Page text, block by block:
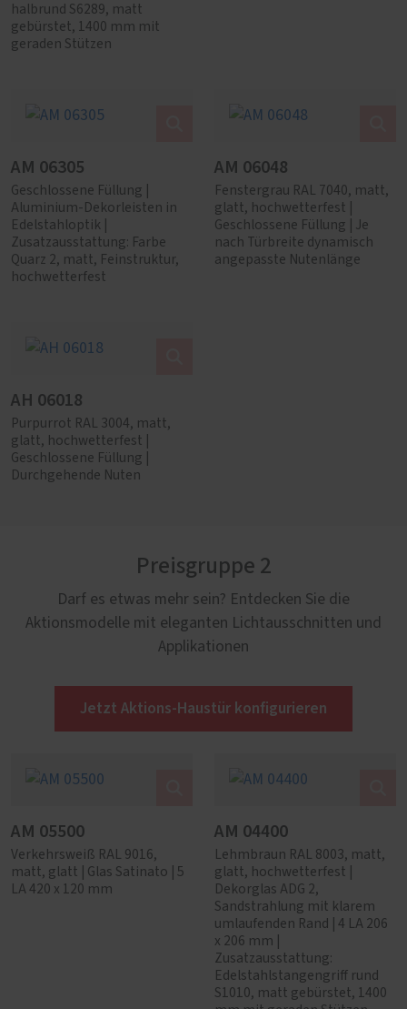
halbrund S6289, matt
gebürstet, 1400 mm mit
geraden Stützen
AM 06305
Geschlossene Füllung |
Aluminium-Dekorleisten in
Edelstahloptik |
Zusatzausstattung: Farbe
Quarz 2, matt, Feinstruktur,
hochwetterfest
AM 06048
Fenstergrau RAL 7040, matt,
glatt, hochwetterfest |
Geschlossene Füllung | Je
nach Türbreite dynamisch
angepasste Nutenlänge
AH 06018
Purpurrot RAL 3004, matt,
glatt, hochwetterfest |
Geschlossene Füllung |
Durchgehende Nuten
Preisgruppe 2
Darf es etwas mehr sein? Entdecken Sie die
Aktionsmodelle mit eleganten Lichtausschnitten und
Applikationen
Jetzt Aktions-Haustür konfigurieren
AM 05500
Verkehrsweiß RAL 9016,
matt, glatt | Glas Satinato | 5
LA 420 x 120 mm
AM 04400
Lehmbraun RAL 8003, matt,
glatt, hochwetterfest |
Dekorglas ADG 2,
Sandstrahlung mit klarem
umlaufenden Rand | 4 LA 206
x 206 mm |
Zusatzausstattung:
Edelstahlstangengriff rund
S1010, matt gebürstet, 1400